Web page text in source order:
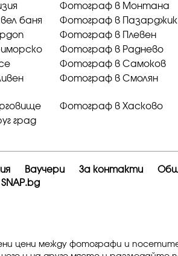
Фотограф в Монтана
баня Фотограф в Пазарджик
Фотограф в Плевен
Фотограф в Раднево
Фотограф в Самоков
Фотограф в Смолян
Фотограф в Хасково
град
Ваучери За контакти
SNAP.bg
цени между фотографи и